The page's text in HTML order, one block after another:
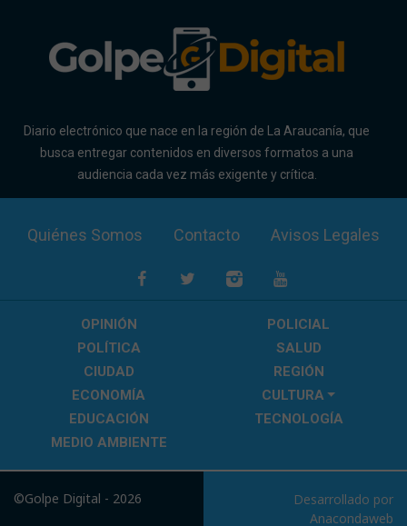
Diario electrónico que nace en la región de La Araucanía, que
busca entregar contenidos en diversos formatos a una
audiencia cada vez más exigente y crítica.
Quiénes Somos Contacto Avisos Legales
OPINIÓN
POLICIAL
POLÍTICA
SALUD
CIUDAD
REGIÓN
ECONOMÍA
CULTURA
EDUCACIÓN
TECNOLOGÍA
MEDIO AMBIENTE
©Golpe Digital - 2026
Desarrollado por
Anacondaweb